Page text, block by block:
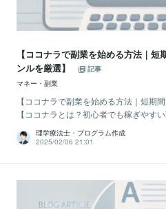
【ココナラで副業を始める方法｜
ンルを厳選】
記事
マネー・副業
【ココナラで副業を始める方法｜短期
【ココナラとは？初心者でも稼ぎやす
理学療法士・プログラム作成
2025/02/06 21:01